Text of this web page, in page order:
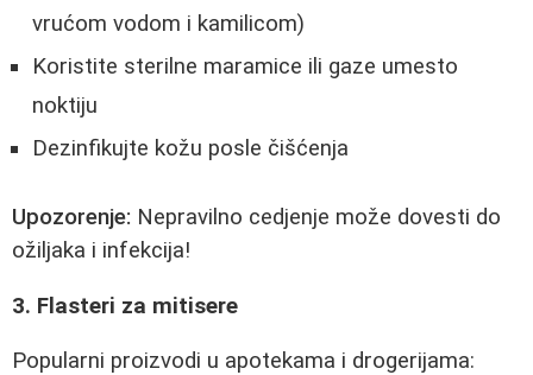
vrućom vodom i kamilicom)
Koristite sterilne maramice ili gaze umesto
noktiju
Dezinfikujte kožu posle čišćenja
Upozorenje: Nepravilno cedjenje može dovesti do
ožiljaka i infekcija!
3. Flasteri za mitisere
Popularni proizvodi u apotekama i drogerijama: